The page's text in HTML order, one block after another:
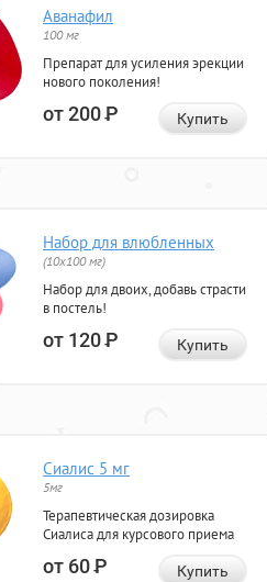
Аванафил
100 мг
Препарат для усиления эрекции
нового поколения!
от 200Р Купить
Набор для влюбленных
(10х100 мг)
Набор для двоих, добавь страсти
в постель!
от 120Р Купить
Сиалис 5 мг
5мг
Терапевтическая дозировка
Сиалиса для курсового приема
от 60Р Купить